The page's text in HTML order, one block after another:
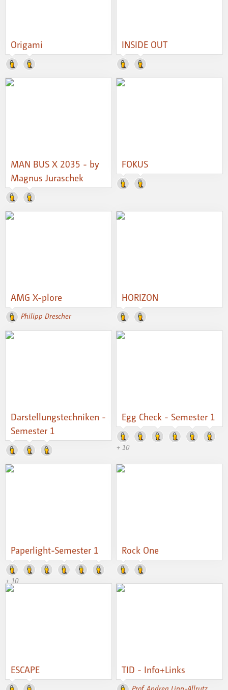
Origami INSIDE OUT
MAN BUS X 2035 - by
Magnus Juraschek
FOKUS
AMG X-plore
Philipp Drescher
HORIZON
Darstellungstechniken -
Semester 1
Egg Check - Semester 1
+ 10
Paperlight-Semester 1
+ 10
Rock One
ESCAPE TID - Info+Links